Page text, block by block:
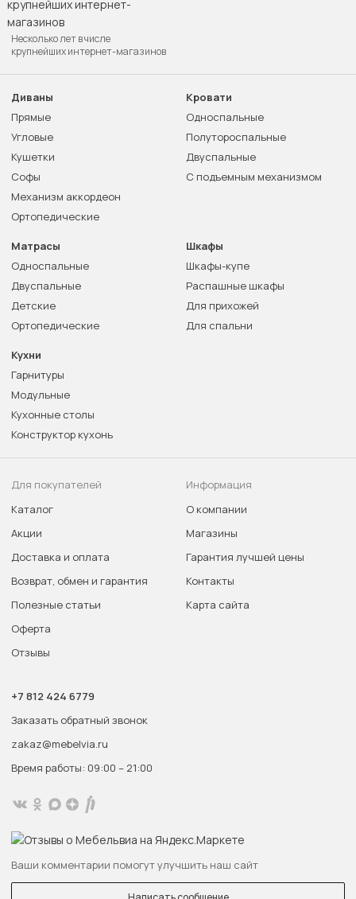
Несколько лет в числе
крупнейших интернет-магазинов
Диваны
Прямые
Угловые
Кушетки
Софы
Механизм аккордеон
Ортопедические
Кровати
Односпальные
Полутороспальные
Двуспальные
С подъемным механизмом
Матрасы
Односпальные
Двуспальные
Детские
Ортопедические
Шкафы
Шкафы-купе
Распашные шкафы
Для прихожей
Для спальни
Кухни
Гарнитуры
Модульные
Кухонные столы
Конструктор кухонь
Для покупателей
Каталог
Акции
Доставка и оплата
Возврат, обмен и гарантия
Полезные статьи
Оферта
Отзывы
Информация
О компании
Магазины
Гарантия лучшей цены
Контакты
Карта сайта
+7 812 424 6779
Заказать обратный звонок
zakaz@mebelvia.ru
Время работы: 09:00 – 21:00
Ваши комментарии помогут улучшить наш сайт